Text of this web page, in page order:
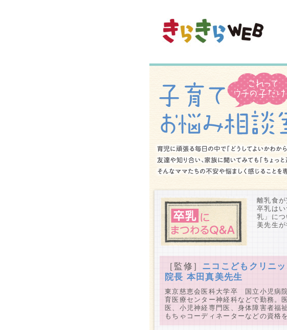
離乳食
卒乳は
乳」に
美先生が
［監修］ ニコこどもクリニッ
院長 本田真美先生
東京慈恵会医科大学卒 国立小児病
育医療センター神経科などで勤務。
医、小児神経専門医、身体障害者福
もちゃコーディネーターなどの資格